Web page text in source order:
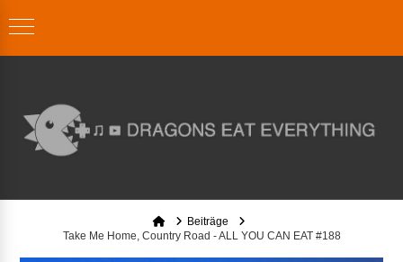
HomeBeiträge
Take Me Home, Country Road - ALL YOU CAN EAT #188